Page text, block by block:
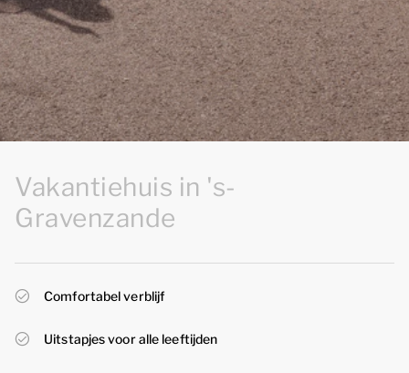
Vakantiehuis in 's-
Gravenzande
Comfortabel verblijf
Uitstapjes voor alle leeftijden